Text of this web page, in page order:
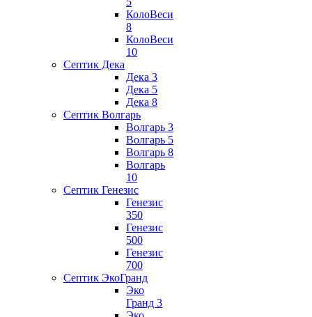
КолоВеси
8
КолоВеси
10
Септик Дека
Дека 3
Дека 5
Дека 8
Септик Волгарь
Волгарь 3
Волгарь 5
Волгарь 8
Волгарь
10
Септик Генезис
Генезис
350
Генезис
500
Генезис
700
Септик ЭкоГранд
Эко
Гранд 3